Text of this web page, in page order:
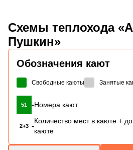
Схемы теплохода
Пушкин»
Обозначения кают
Свободные каюты Занятые
51 -Номера кают
2+3 -
Количество мест в каюте +
каюте